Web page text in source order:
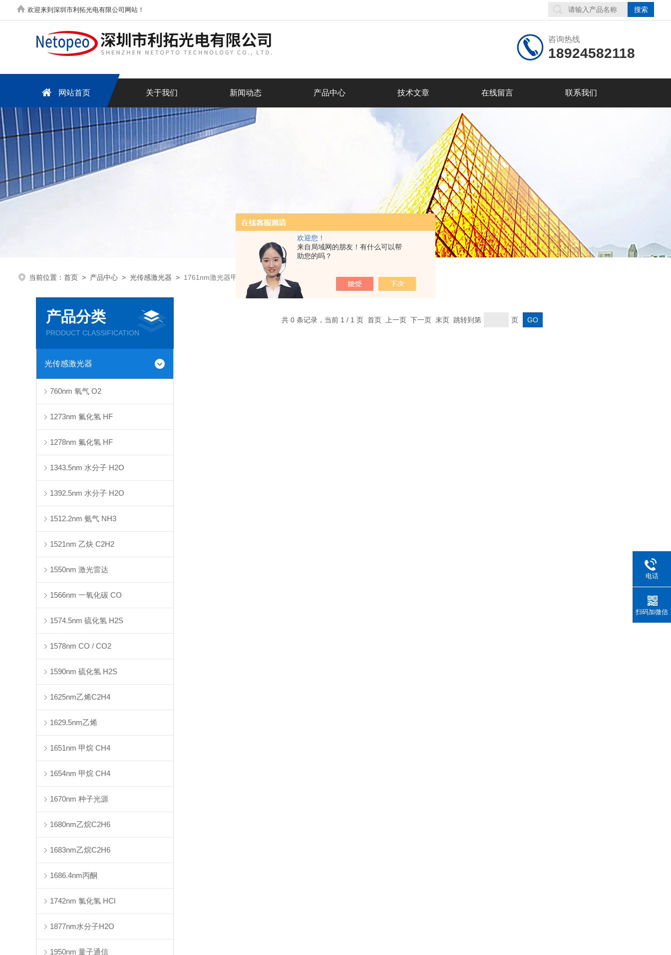
欢迎您！
来自局域网的朋友！有什么可以帮
助您的吗？
欢迎来到深圳市利拓光电有限公司网站！
咨询热线
18924582118
网站首页 关于我们 新闻动态 产品中心 技术文章 在线留言 联系我们
当前位置： 首页> 产品中心> 光传感激光器 > 1761nm激光器甲醛
产品分类
PRODUCT CLASSIFICATION
光传感激光器
760nm 氧气 O2
1273nm 氟化氢 HF
1278nm 氟化氢 HF
1343.5nm 水分子 H2O
1392.5nm 水分子 H2O
1512.2nm 氨气 NH3
1521nm 乙炔 C2H2
1550nm 激光雷达
1566nm 一氧化碳 CO
1574.5nm 硫化氢 H2S
1578nm CO / CO2
1590nm 硫化氢 H2S
1625nm乙烯C2H4
1629.5nm乙烯
1651nm 甲烷 CH4
1654nm 甲烷 CH4
1670nm 种子光源
1680nm乙烷C2H6
1683nm乙烷C2H6
1686.4nm丙酮
1742nm 氯化氢 HCl
1877nm水分子H2O
1950nm 量子通信
共 0 条记录，当前 1 / 1 页 首页 上一页 下一页 末页 跳转到第 页
电话
扫码加微信